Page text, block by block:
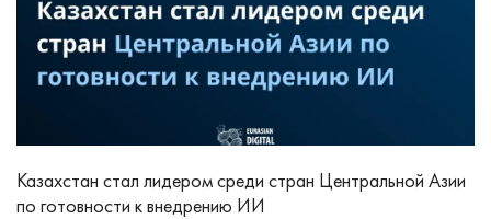
Казахстан стал лидером среди стран Центральной Азии
по готовности к внедрению ИИ